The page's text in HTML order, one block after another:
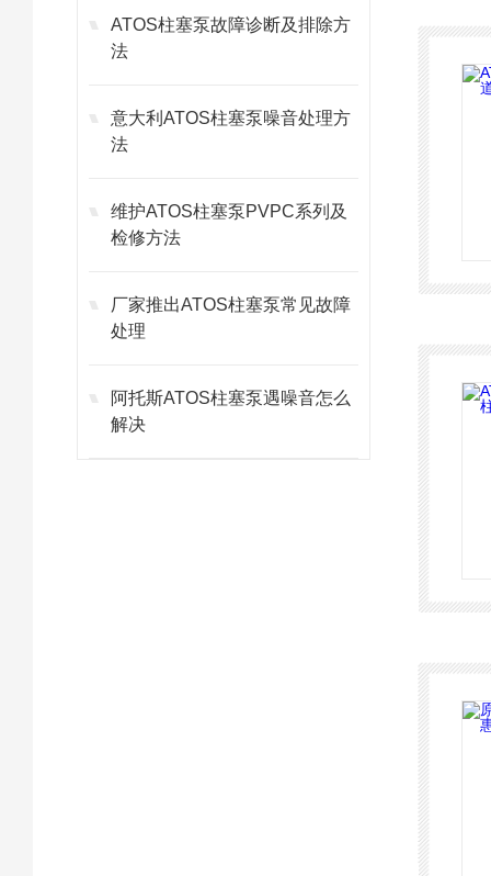
ATOS柱塞泵故障诊断及排除方
法
意大利ATOS柱塞泵噪音处理方
法
维护ATOS柱塞泵PVPC系列及
检修方法
厂家推出ATOS柱塞泵常见故障
处理
阿托斯ATOS柱塞泵遇噪音怎么
解决